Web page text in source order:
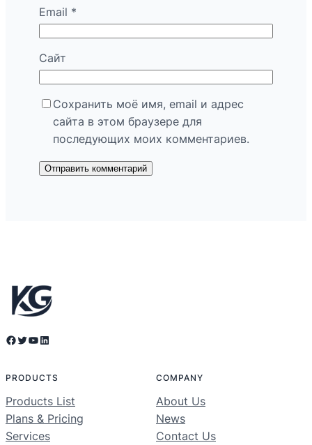
Email *
Сайт
Сохранить моё имя, email и адрес
сайта в этом браузере для
последующих моих комментариев.
Facebook Twitter YouTube LinkedIn
PRODUCTS
Products List
Plans & Pricing
Services
COMPANY
About Us
News
Contact Us